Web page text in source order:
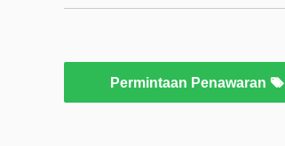
Permintaan Penawaran